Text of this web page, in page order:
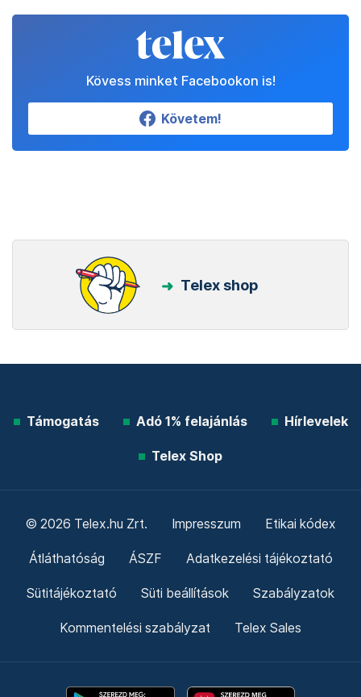
Kövess minket Facebookon is!
Követem!
Telex shop
Támogatás Adó 1% felajánlás Hírlevelek
Telex Shop
© 2026 Telex.hu Zrt. Impresszum Etikai kódex
Átláthatóság ÁSZF Adatkezelési tájékoztató
Sütitájékoztató Süti beállítások Szabályzatok
Kommentelési szabályzat Telex Sales